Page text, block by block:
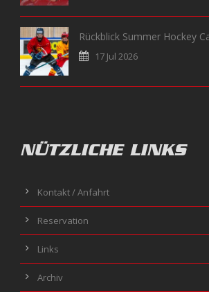
Rückblick Summer Hockey
17 Jul 2026
NÜTZLICHE LINKS
Kontakt / Anfahrt
Reservation
Links
Archiv